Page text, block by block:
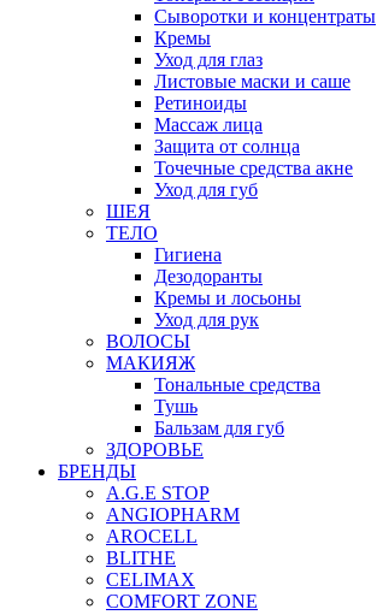
Сыворотки и концентраты
Кремы
Уход для глаз
Листовые маски и саше
Ретиноиды
Массаж лица
Защита от солнца
Точечные средства акне
Уход для губ
ШЕЯ
ТЕЛО
Гигиена
Дезодоранты
Кремы и лосьоны
Уход для рук
ВОЛОСЫ
МАКИЯЖ
Тональные средства
Тушь
Бальзам для губ
ЗДОРОВЬЕ
БРЕНДЫ
A.G.E STOP
ANGIOPHARM
AROCELL
BLITHE
CELIMAX
COMFORT ZONE